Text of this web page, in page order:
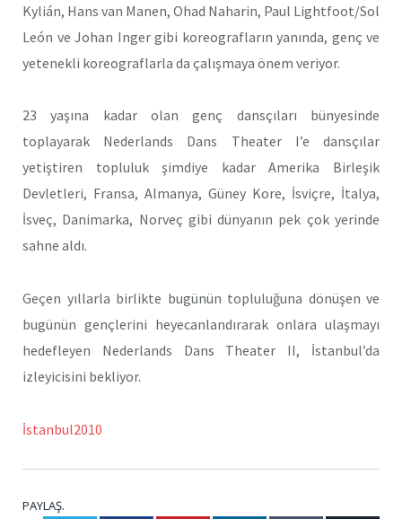
Kylián, Hans van Manen, Ohad Naharin, Paul Lightfoot/Sol
León ve Johan Inger gibi koreografların yanında, genç ve
yetenekli koreograflarla da çalışmaya önem veriyor.
23 yaşına kadar olan genç dansçıları bünyesinde
toplayarak Nederlands Dans Theater I’e dansçılar
yetiştiren topluluk şimdiye kadar Amerika Birleşik
Devletleri, Fransa, Almanya, Güney Kore, İsviçre, İtalya,
İsveç, Danimarka, Norveç gibi dünyanın pek çok yerinde
sahne aldı.
Geçen yıllarla birlikte bugünün topluluğuna dönüşen ve
bugünün gençlerini heyecanlandırarak onlara ulaşmayı
hedefleyen Nederlands Dans Theater II, İstanbul’da
izleyicisini bekliyor.
İstanbul2010
PAYLAŞ.